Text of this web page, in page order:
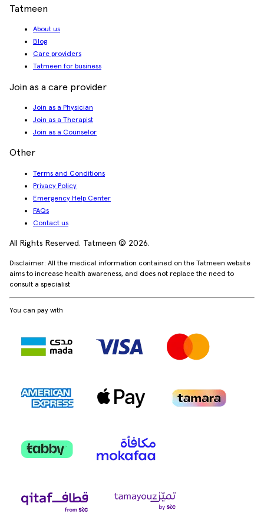
Tatmeen
About us
Blog
Care providers
Tatmeen for business
Join as a care provider
Join as a Physician
Join as a Therapist
Join as a Counselor
Other
Terms and Conditions
Privacy Policy
Emergency Help Center
FAQs
Contact us
All Rights Reserved. Tatmeen © 2026.
Disclaimer: All the medical information contained on the Tatmeen website
aims to increase health awareness, and does not replace the need to
consult a specialist
You can pay with